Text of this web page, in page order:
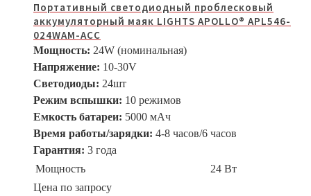
Портативный светодиодный проблесковый
аккумуляторный маяк LIGHTS APOLLO® APL546-
024WAM-ACC
Мощность: 24W (номинальная)
Напряжение: 10-30V
Светодиоды: 24шт
Режим вспышки: 10 режимов
Емкость батареи: 5000 мАч
Время работы/зарядки: 4-8 часов/6 часов
Гарантия: 3 года
Мощность
24 Вт
Цена по запросу